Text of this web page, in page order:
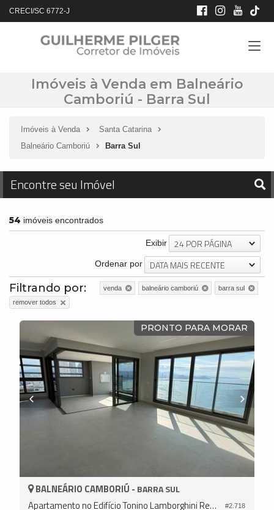
CRECI/SC 6772-J
Imóveis à Venda em Balneário
Camboriú - Barra Sul
Imóveis à Venda
Santa Catarina
Balneário Camboriú
Barra Sul
Encontre seu Imóvel
54 imóveis encontrados
Exibir 24 POR PÁGINA
Ordenar por DATA MAIS RECENTE
Filtrando por: venda balneário camboriú
barra sul
remover todos
PRONTO PARA MORAR
#2.718
BALNEÁRIO CAMBORIÚ - BARRA SUL
Apartamento no Edifício Tonino Lamborghini Residences